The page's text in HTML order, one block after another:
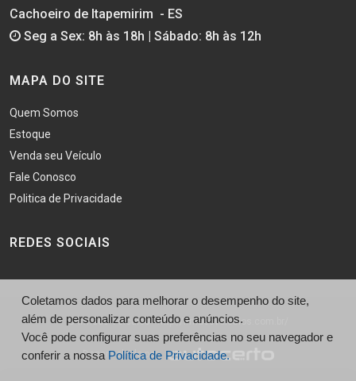
Cachoeiro de Itapemirim - ES
Seg a Sex: 8h às 18h | Sábado: 8h às 12h
MAPA DO SITE
Quem Somos
Estoque
Venda seu Veículo
Fale Conosco
Politica de Privacidade
REDES SOCIAIS
© Irmãos Veículos - http://irmaosveiculos.com.br/
Desenvolvido por
Coletamos dados para melhorar o desempenho do site,
além de personalizar conteúdo e anúncios.
Você pode configurar suas preferências no seu navegador e
conferir a nossa Política de Privacidade.